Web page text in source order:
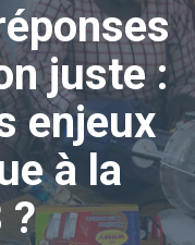
juste :
enjeux
à la
?